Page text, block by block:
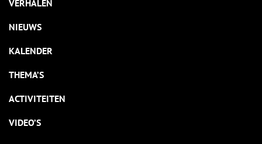
VERHALEN
NIEUWS
KALENDER
THEMA’S
ACTIVITEITEN
VIDEO’S